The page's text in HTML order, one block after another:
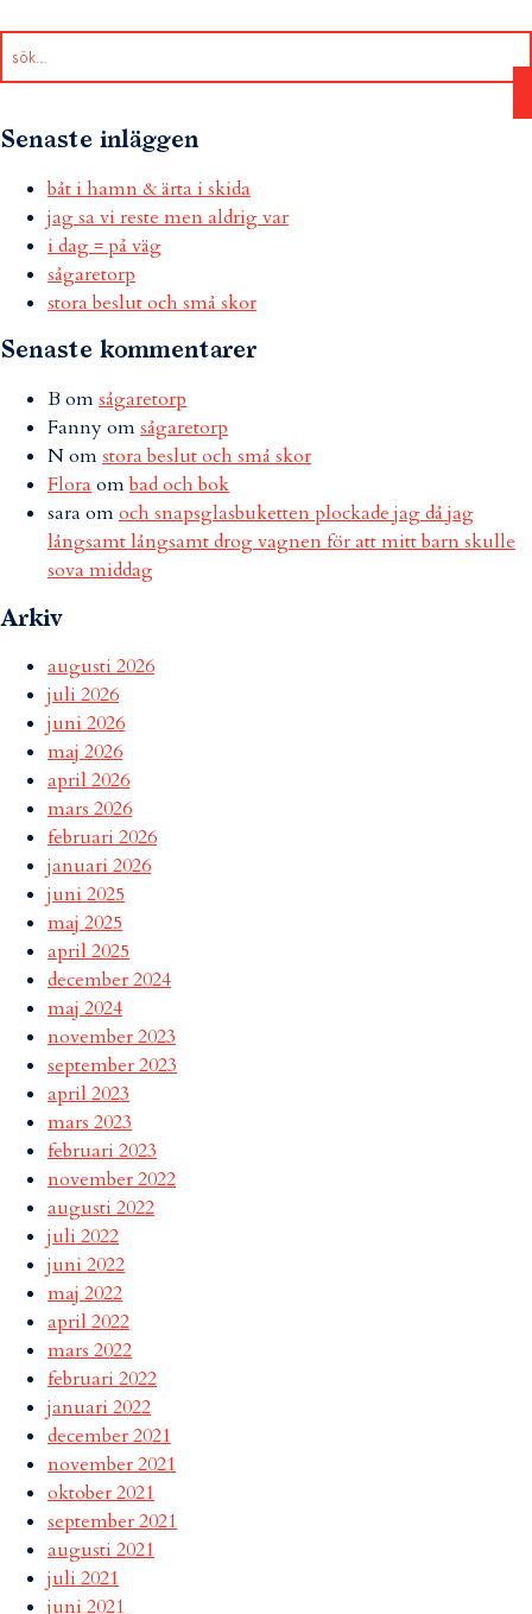
Senaste inläggen
båt i hamn & ärta i skida
jag sa vi reste men aldrig var
i dag = på väg
sågaretorp
stora beslut och små skor
Senaste kommentarer
B omsågaretorp
Fannyomsågaretorp
Nomstora beslut och små skor
Flora ombad och bok
sara omoch snapsglasbuketten plockade jag då jag
långsamt långsamt drog vagnen för att mitt barn skulle
sova middag
Arkiv
augusti 2026
juli 2026
juni 2026
maj 2026
april 2026
mars 2026
februari 2026
januari 2026
juni 2025
maj 2025
april 2025
december 2024
maj 2024
november 2023
september 2023
april 2023
mars 2023
februari 2023
november 2022
augusti 2022
juli 2022
juni 2022
maj 2022
april 2022
mars 2022
februari 2022
januari 2022
december 2021
november 2021
oktober 2021
september 2021
augusti 2021
juli 2021
juni 2021